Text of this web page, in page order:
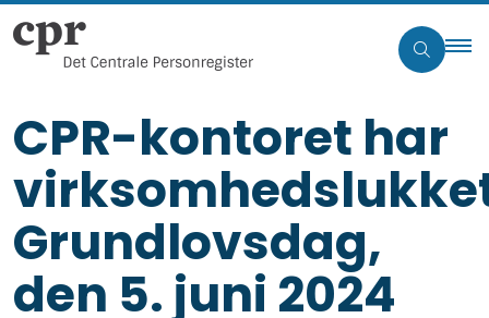
CPR-kontoret har
Grundlovsdag,
den 5. juni 2024